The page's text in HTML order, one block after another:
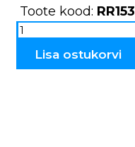
Toote kood: RR153
Naiste
kott
Tallinn/Estonia
Lisa ostukorvi